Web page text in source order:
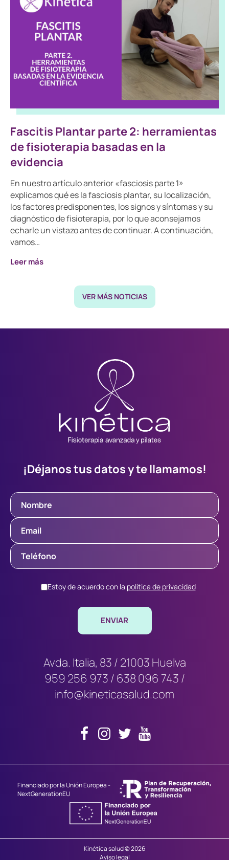
Fascitis Plantar parte 2: herramientas
de fisioterapia basadas en la
evidencia
En nuestro artículo anterior «fasciosis parte 1»
explicamos qué es la fasciosis plantar, su localización,
los factores predisponentes, los signos y síntomas y su
diagnóstico de fisioterapia, por lo que aconsejamos
echarle un vistazo antes de continuar. A continuación,
vamos…
Leer más
VER MÁS NOTICIAS
¡Déjanos tus datos y te llamamos!
Estoy de acuerdo con la política de privacidad
Avda. Italia, 83 / 21003 Huelva
959 256 973 / 638 096 743 /
info@kineticasalud.com
Financiado por la Unión Europea -
NextGenerationEU
Kinética salud © 2026
Aviso legal